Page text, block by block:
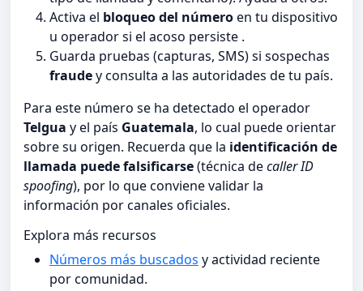
Activa el bloqueo del númeroen tu dispositivo
u operador si el acoso persiste .
Guarda pruebas (capturas, SMS) si sospechas
fraudey consulta a las autoridades de tu país.
Para este número se ha detectado el operador
Telgua y el país Guatemala, lo cual puede orientar
sobre su origen. Recuerda que la identificación de
llamada puede falsificarse(técnica decaller ID
spoofing), por lo que conviene validar la
información por canales oficiales.
Explora más recursos
Números más buscados y actividad reciente
por comunidad.